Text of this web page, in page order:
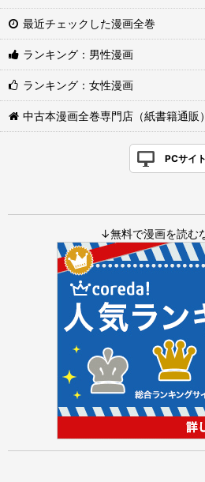
最近チェックした漫画全巻
ランキング：男性漫画
ランキング：女性漫画
中古本漫画全巻専門店（紙書籍通販
PCサイト
↓無料で漫画を読む